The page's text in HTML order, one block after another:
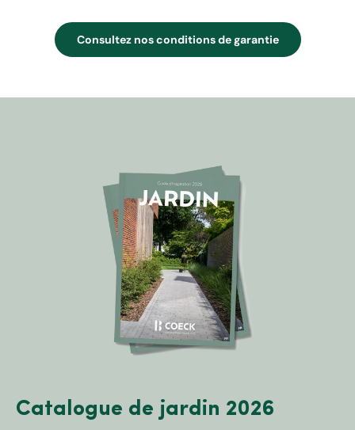
Consultez nos conditions de garantie
Catalogue de jardin 2026